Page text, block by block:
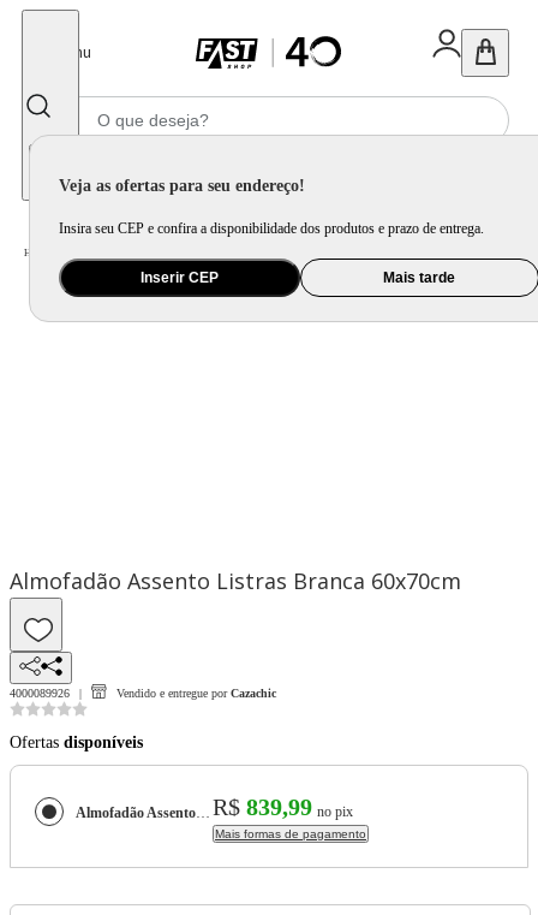
Menu
Veja as ofertas para seu endereço!
Insira seu CEP e confira a disponibilidade dos produtos e prazo de entrega.
Inserir CEP Mais tarde
Home
Almofadão Assento Listras Branca 60x70cm
4000089926 Vendido e entregue por Cazachic
Ofertas disponíveis
Almofadão Assento Listras Branca 60x70cm R$ 839,99 no pix
Mais formas de pagamento